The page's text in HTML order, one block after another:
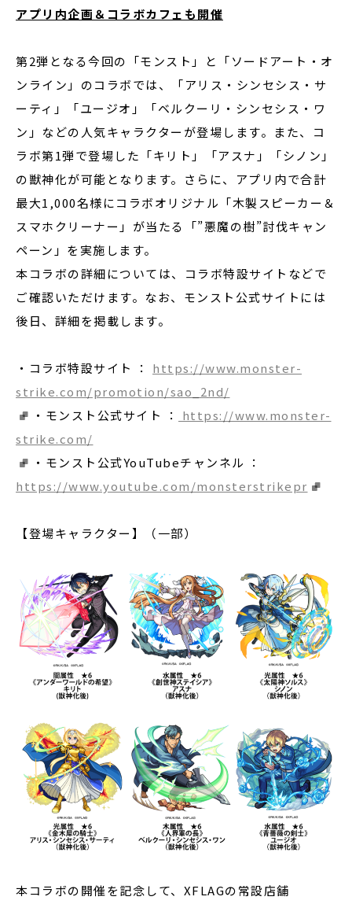
アプリ内企画＆コラボカフェも開催
第2弾となる今回の「モンスト」と「ソードアート・オ
ンライン」のコラボでは、「アリス・シンセシス・サ
ーティ」「ユージオ」「ベルクーリ・シンセシス・ワ
ン」などの人気キャラクターが登場します。また、コ
ラボ第1弾で登場した「キリト」「アスナ」「シノン」
の獣神化が可能となります。さらに、アプリ内で合計
最大1,000名様にコラボオリジナル「木製スピーカー＆
スマホクリーナー」が当たる「”悪魔の樹”討伐キャン
ペーン」を実施します。
本コラボの詳細については、コラボ特設サイトなどで
ご確認いただけます。なお、モンスト公式サイトには
後日、詳細を掲載します。
・コラボ特設サイト ： https://www.monster-
strike.com/promotion/sao_2nd/
・モンスト公式サイト ：
https://www.monster-
strike.com/
・モンスト公式YouTubeチャンネル ：
https://www.youtube.com/monsterstrikepr
【登場キャラクター】（一部）
本コラボの開催を記念して、XFLAGの常設店舗